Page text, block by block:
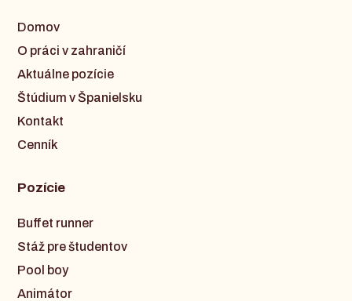
Domov
O práci v zahraničí
Aktuálne pozície
Štúdium v Španielsku
Kontakt
Cenník
Pozície
Buffet runner
Stáž pre študentov
Pool boy
Animátor